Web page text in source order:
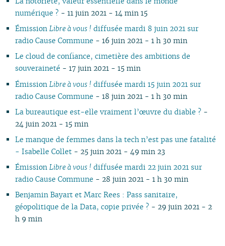
numérique ? - 11 juin 2021 - 14 min 15
ÉmissionLibre à vous ! diffusée mardi 8 juin 2021 sur
radio Cause Commune - 16 juin 2021 - 1 h 30 min
Le cloud de confiance, cimetière des ambitions de
souveraineté - 17 juin 2021 - 15 min
Émission Libre à vous ! diffusée mardi 15 juin 2021 sur
radio Cause Commune - 18 juin 2021 - 1 h 30 min
La bureautique est-elle vraiment l’œuvre du diable ? -
24 juin 2021 - 15 min
Le manque de femmes dans la tech n’est pas une fatalité
- Isabelle Collet - 25 juin 2021 - 49 min 23
ÉmissionLibre à vous ! diffusée mardi 22 juin 2021 sur
radio Cause Commune - 28 juin 2021 - 1 h 30 min
Benjamin Bayart et Marc Rees : Pass sanitaire,
géopolitique de la Data, copie privée ? - 29 juin 2021 - 2
h 9 min